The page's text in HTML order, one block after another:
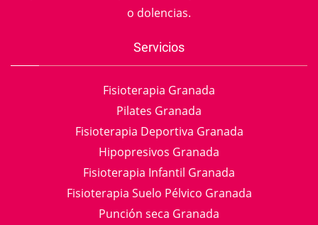
o dolencias.
Servicios
Fisioterapia Granada
Pilates Granada
Fisioterapia Deportiva Granada
Hipopresivos Granada
Fisioterapia Infantil Granada
Fisioterapia Suelo Pélvico Granada
Punción seca Granada